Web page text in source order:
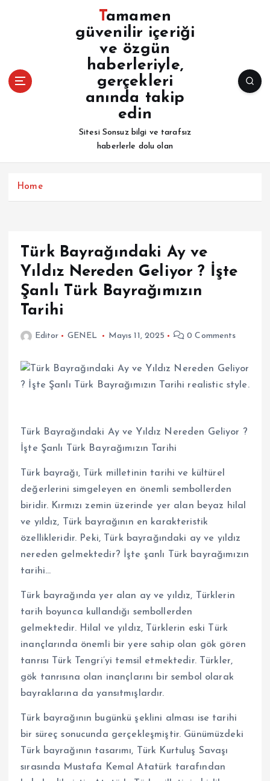
Tamamen
güvenilir içeriği
ve özgün
haberleriyle,
gerçekleri
anında takip
edin
Sitesi Sonsuz bilgi ve tarafsız
haberlerle dolu olan
Home
Türk Bayrağındaki Ay ve
Yıldız Nereden Geliyor ? İşte
Şanlı Türk Bayrağımızın
Tarihi
Editor GENEL Mayıs 11, 2025 0 Comments
Türk Bayrağındaki Ay ve Yıldız Nereden Geliyor ?
İşte Şanlı Türk Bayrağımızın Tarihi
Türk bayrağı, Türk milletinin tarihi ve kültürel
değerlerini simgeleyen en önemli sembollerden
biridir. Kırmızı zemin üzerinde yer alan beyaz hilal
ve yıldız, Türk bayrağının en karakteristik
özellikleridir. Peki, Türk bayrağındaki ay ve yıldız
nereden gelmektedir? İşte şanlı Türk bayrağımızın
tarihi…
Türk bayrağında yer alan ay ve yıldız, Türklerin
tarih boyunca kullandığı sembollerden
gelmektedir. Hilal ve yıldız, Türklerin eski Türk
inançlarında önemli bir yere sahip olan gök gören
tanrısı Türk Tengri’yi temsil etmektedir. Türkler,
gök tanrısına olan inançlarını bir sembol olarak
bayraklarına da yansıtmışlardır.
Türk bayrağının bugünkü şeklini alması ise tarihi
bir süreç sonucunda gerçekleşmiştir. Günümüzdeki
Türk bayrağının tasarımı, Türk Kurtuluş Savaşı
sırasında Mustafa Kemal Atatürk tarafından